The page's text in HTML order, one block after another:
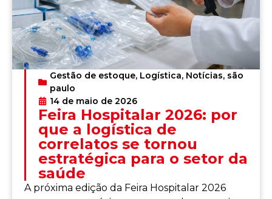
Gestão de estoque, Logística, Notícias, são
paulo
14 de maio de 2026
Feira Hospitalar 2026: por
que a logística de
correlatos se tornou
estratégica para o setor da
saúde
A próxima edição da Feira Hospitalar 2026